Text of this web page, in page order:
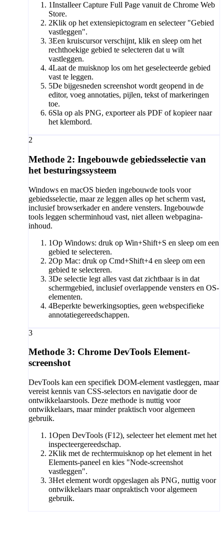
1Installeer Capture Full Page vanuit de Chrome Web
Store.
2Klik op het extensiepictogram en selecteer "Gebied
vastleggen".
3Een kruiscursor verschijnt, klik en sleep om het
rechthoekige gebied te selecteren dat u wilt
vastleggen.
4Laat de muisknop los om het geselecteerde gebied
vast te leggen.
5De bijgesneden screenshot wordt geopend in de
editor, voeg annotaties, pijlen, tekst of markeringen
toe.
6Sla op als PNG, exporteer als PDF of kopieer naar
het klembord.
2
Methode 2: Ingebouwde gebiedsselectie van
het besturingssysteem
Windows en macOS bieden ingebouwde tools voor
gebiedsselectie, maar ze leggen alles op het scherm vast,
inclusief browserkader en andere vensters. Ingebouwde
tools leggen scherminhoud vast, niet alleen webpagina-
inhoud.
1Op Windows: druk op Win+Shift+S en sleep om een
gebied te selecteren.
2Op Mac: druk op Cmd+Shift+4 en sleep om een
gebied te selecteren.
3De selectie legt alles vast dat zichtbaar is in dat
schermgebied, inclusief overlappende vensters en OS-
elementen.
4Beperkte bewerkingsopties, geen webspecifieke
annotatiegereedschappen.
3
Methode 3: Chrome DevTools Element-
screenshot
DevTools kan een specifiek DOM-element vastleggen, maar
vereist kennis van CSS-selectors en navigatie door de
ontwikkelaarstools. Deze methode is nuttig voor
ontwikkelaars, maar minder praktisch voor algemeen
gebruik.
1Open DevTools (F12), selecteer het element met het
inspecteergereedschap.
2Klik met de rechtermuisknop op het element in het
Elements-paneel en kies "Node-screenshot
vastleggen".
3Het element wordt opgeslagen als PNG, nuttig voor
ontwikkelaars maar onpraktisch voor algemeen
gebruik.